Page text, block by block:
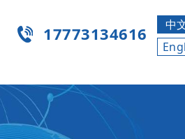
17773134616
中